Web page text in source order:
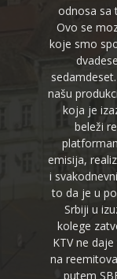
odnosa sa
Ovo se
koje smo
našu
koja je
beleži
emisija,
i
to da je u
Srbiji u
kolege
KTV ne
na
putem